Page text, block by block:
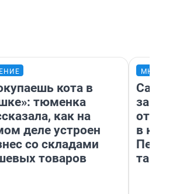
кота в
тюменка
как на
деле устроен
со складами
товаров
в
там